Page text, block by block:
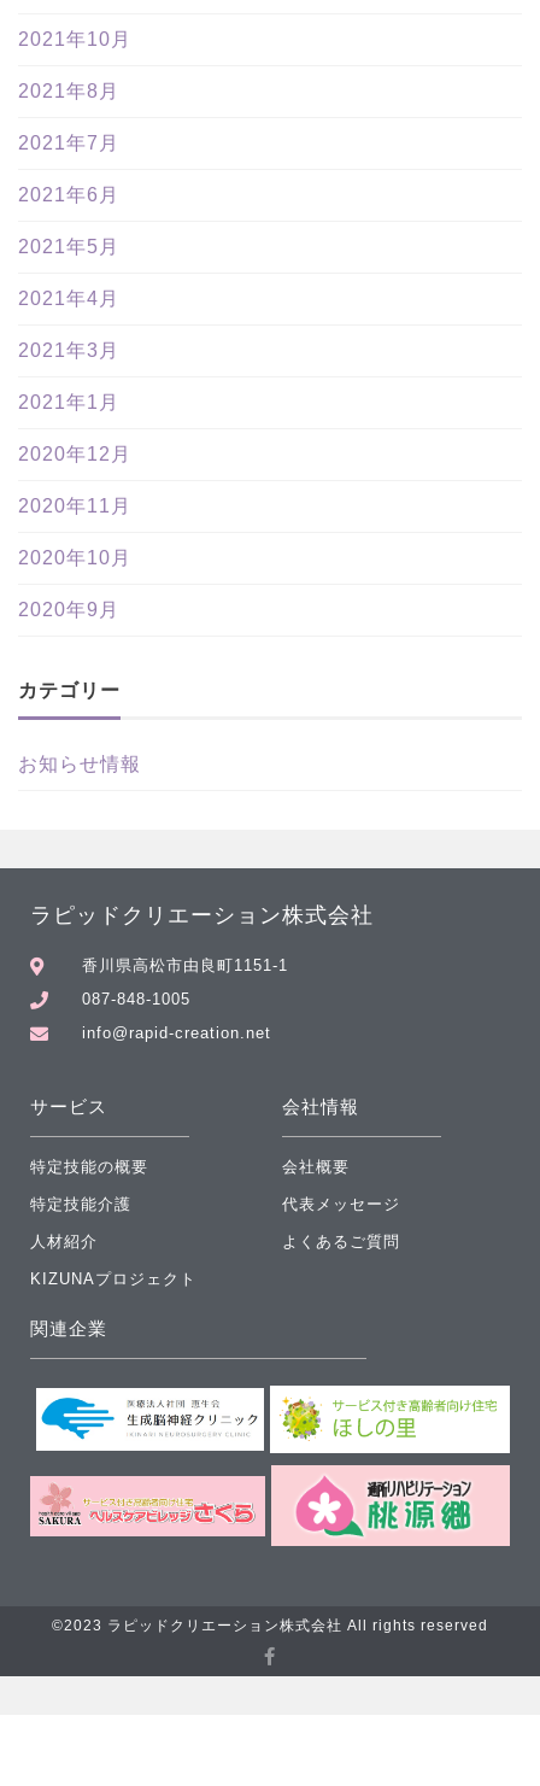
2021年10月
2021年8月
2021年7月
2021年6月
2021年5月
2021年4月
2021年3月
2021年1月
2020年12月
2020年11月
2020年10月
2020年9月
カテゴリー
お知らせ情報
ラピッドクリエーション株式会社
香川県高松市由良町1151-1
087-848-1005
info@rapid-creation.net
サービス
特定技能の概要
特定技能介護
人材紹介
KIZUNAプロジェクト
会社情報
会社概要
代表メッセージ
よくあるご質問
関連企業
©2023 ラピッドクリエーション株式会社 All rights reserved